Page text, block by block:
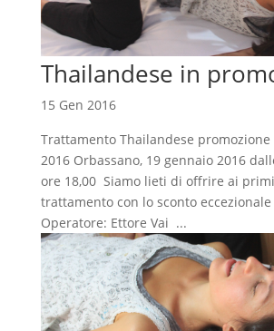
Thailandese in
15 Gen 2016
Trattamento Thailandese
2016 Orbassano, 19 gennaio 2016
ore 18,00 Siamo lieti di offrire ai
trattamento con lo sconto eccezionale
Operatore: Ettore Vai ...